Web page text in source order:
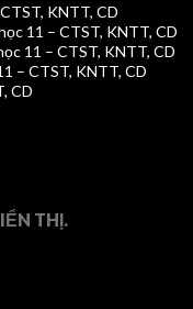
KNTT, CD
11 – CTST, KNTT, CD
11 – CTST, KNTT, CD
– CTST, KNTT, CD
CD
THỊ.